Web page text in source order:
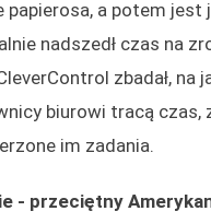
papierosa, a potem jest
nadszedł czas na
zbadał, na
biurowi tracą czas,
im zadania.
- przeciętny